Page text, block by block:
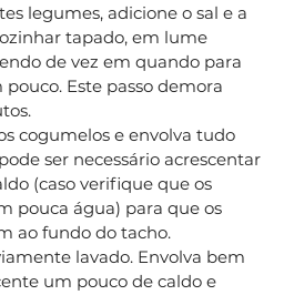
legumes, adicione o sal e a
tapado, em lume
de vez em quando para
Este passo demora
cogumelos e envolva tudo
ser necessário acrescentar
(caso verifique que os
pouca água) para que os
ao fundo do tacho.
lavado. Envolva bem
um pouco de caldo e